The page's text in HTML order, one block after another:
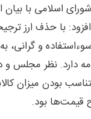
اسلامی با
با حذف ارز
و گرانی،
دارد. نظر
بودن میزان
قیمت‌ها بود.